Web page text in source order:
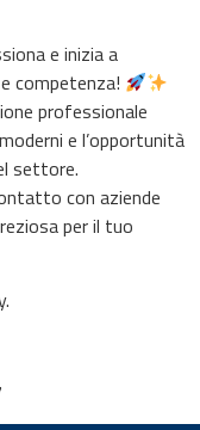
e inizia a
competenza!
professionale
e l’opportunità
settore.
con aziende
per il tuo